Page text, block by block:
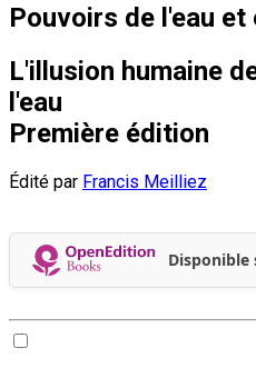
Pouvoirs de l'eau
L'illusion humaine
l'eau
Première édition
Édité par Francis Meilliez
Disponible